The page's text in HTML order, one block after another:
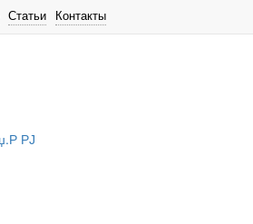
Статьи Контакты